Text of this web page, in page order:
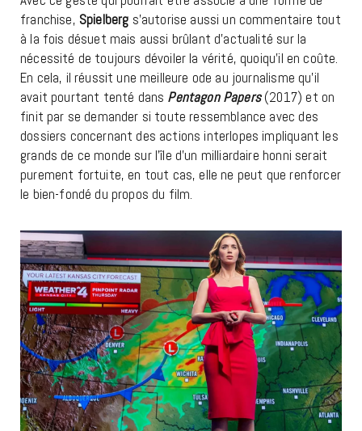
franchise, Spielberg s’autorise aussi un commentaire tout
à la fois désuet mais aussi brûlant d’actualité sur la
nécessité de toujours dévoiler la vérité, quoiqu’il en coûte.
En cela, il réussit une meilleure ode au journalisme qu’il
avait pourtant tenté dans Pentagon Papers(2017) et on
finit par se demander si toute ressemblance avec des
dossiers concernant des actions interlopes impliquant les
grands de ce monde sur l’île d’un milliardaire honni serait
purement fortuite, en tout cas, elle ne peut que renforcer
le bien-fondé du propos du film.